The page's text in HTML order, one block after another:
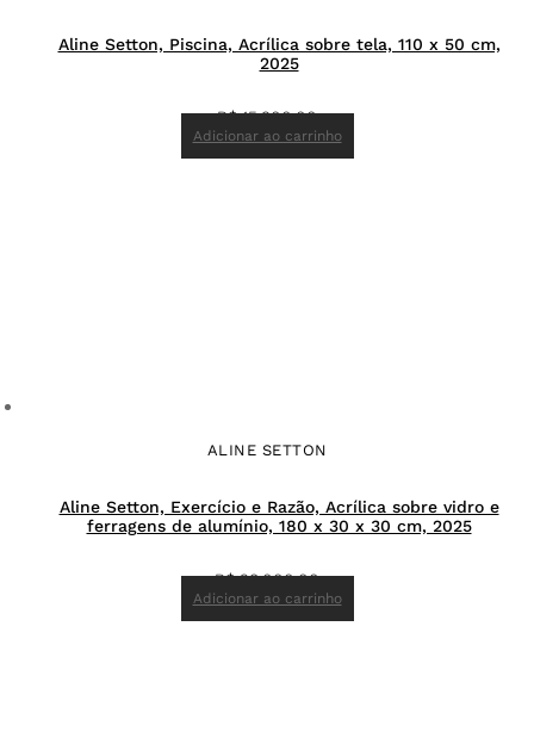
Aline Setton, Piscina, Acrílica sobre tela, 110 x 50 cm,
2025
R$15.900,00
Adicionar ao carrinho
ALINE SETTON
Aline Setton, Exercício e Razão, Acrílica sobre vidro e
ferragens de alumínio, 180 x 30 x 30 cm, 2025
R$28.000,00
Adicionar ao carrinho